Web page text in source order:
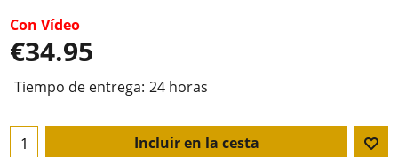
Con Vídeo
€34.95
Tiempo de entrega: 24 horas
Incluir en la cesta